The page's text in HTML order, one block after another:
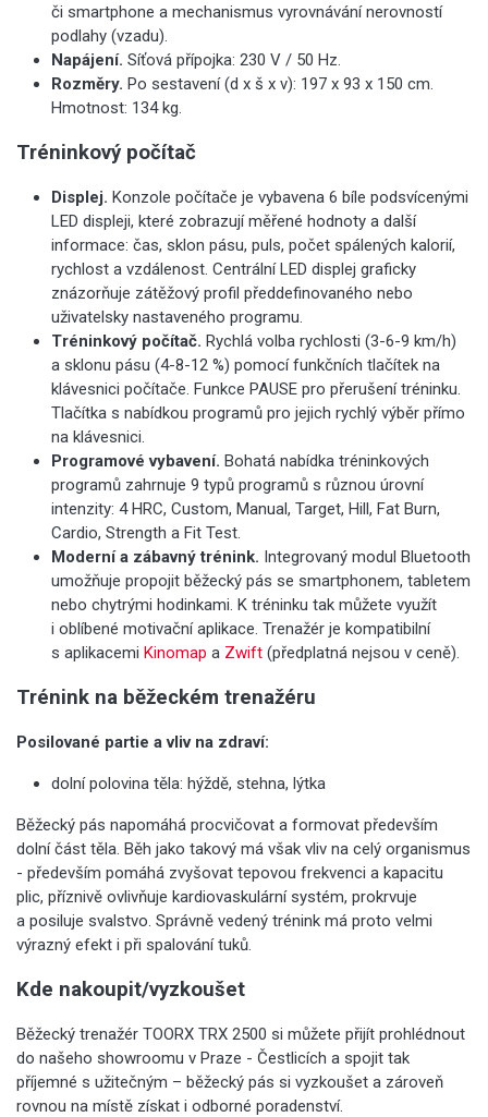
či smartphone a mechanismus vyrovnávání nerovností
podlahy (vzadu).
Napájení. Síťová přípojka: 230 V / 50 Hz.
Rozměry. Po sestavení (d x š x v): 197 x 93 x 150 cm.
Hmotnost: 134 kg.
Tréninkový počítač
Displej. Konzole počítače je vybavena 6 bíle podsvícenými
LED displeji, které zobrazují měřené hodnoty a další
informace: čas, sklon pásu, puls, počet spálených kalorií,
rychlost a vzdálenost. Centrální LED displej graficky
znázorňuje zátěžový profil předdefinovaného nebo
uživatelsky nastaveného programu.
Tréninkový počítač. Rychlá volba rychlosti (3-6-9 km/h)
a sklonu pásu (4-8-12 %) pomocí funkčních tlačítek na
klávesnici počítače. Funkce PAUSE pro přerušení tréninku.
Tlačítka s nabídkou programů pro jejich rychlý výběr přímo
na klávesnici.
Programové vybavení. Bohatá nabídka tréninkových
programů zahrnuje 9 typů programů s různou úrovní
intenzity: 4 HRC, Custom, Manual, Target, Hill, Fat Burn,
Cardio, Strength a Fit Test.
Moderní a zábavný trénink. Integrovaný modul Bluetooth
umožňuje propojit běžecký pás se smartphonem, tabletem
nebo chytrými hodinkami. K tréninku tak můžete využít
i oblíbené motivační aplikace. Trenažér je kompatibilní
s aplikacemi Kinomap a Zwift (předplatná nejsou v ceně).
Trénink na běžeckém trenažéru
Posilované partie a vliv na zdraví:
dolní polovina těla: hýždě, stehna, lýtka
Běžecký pás napomáhá procvičovat a formovat především
dolní část těla. Běh jako takový má však vliv na celý organismus
- především pomáhá zvyšovat tepovou frekvenci a kapacitu
plic, příznivě ovlivňuje kardiovaskulární systém, prokrvuje
a posiluje svalstvo. Správně vedený trénink má proto velmi
výrazný efekt i při spalování tuků.
Kde nakoupit/vyzkoušet
Běžecký trenažér TOORX TRX 2500 si můžete přijít prohlédnout
do našeho showroomu v Praze - Čestlicích a spojit tak
příjemné s užitečným – běžecký pás si vyzkoušet a zároveň
rovnou na místě získat i odborné poradenství.